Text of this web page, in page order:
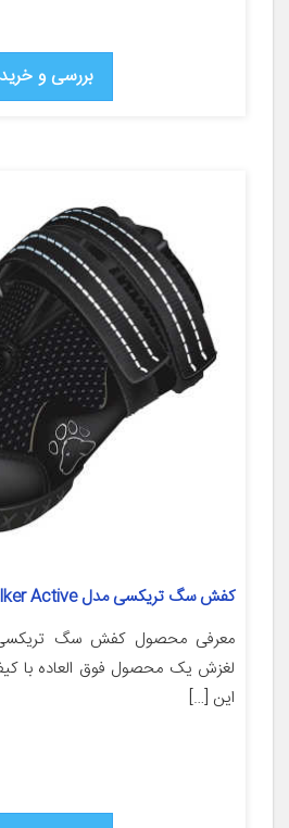
بررسی و خرید
کفش سگ تریکسی مدل Walker Active سایز M
معرفی محصول کفش سگ
لغزش یک محصول فوق العاده با
این […]